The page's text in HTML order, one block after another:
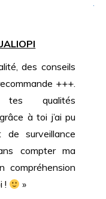
des conseils
+++.
qualités
à toi j’ai pu
surveillance
compter ma
compréhension
!
»